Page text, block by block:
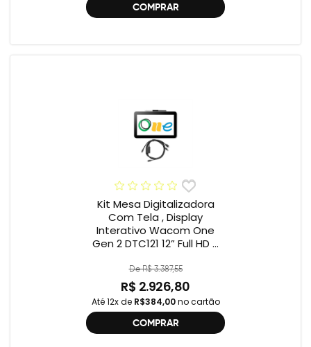
COMPRAR
Kit Mesa Digitalizadora
Com Tela , Display
Interativo Wacom One
Gen 2 DTC121 12” Full HD +
geração , DTC121 ,
DTH134W,
De R$ 3.387,55
R$ 2.926,80
Até 12x de R$384,00no cartão
COMPRAR